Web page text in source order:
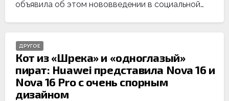
объявила об этом нововведении в социальной…
ДРУГОЕ
Кот из «Шрека» и «одноглазый»
пират: Huawei представила Nova 16 и
Nova 16 Pro с очень спорным
дизайном